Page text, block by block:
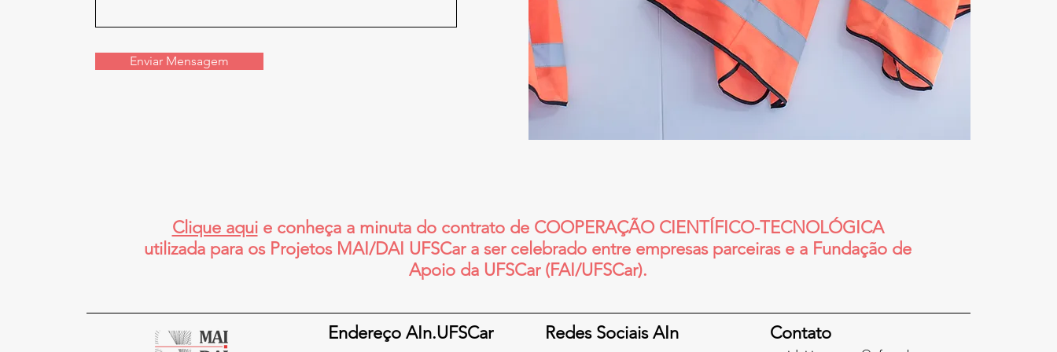
Enviar Mensagem
Clique aquie conheça a minuta do contrato de COOPERAÇÃO CIENTÍFICO-TECNOLÓGICA
utilizada para os Projetos MAI/DAI UFSCar a ser celebrado entre empresas parceiras e a Fundação de
Apoio da UFSCar (FAI/UFSCar).
Endereço AIn.UFSCar Redes Sociais AIn Contato